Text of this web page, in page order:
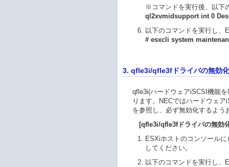
※コマンドを実行後、以下
ql2xvmidsupport int 0
以下のコマンドを実行し、
# esxcli system
3. qfle3i/qfle3fドライバの無効
qfle3i(ハードウェアiSCSI機能
ります。NECではハードウェ
を参照し、必ず無効化するよう
[qfle3i/qfle3fドライバの無効
ESXiホストのコンソール
してください。
以下のコマンドを実行し、